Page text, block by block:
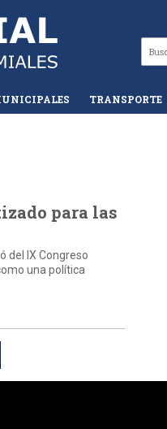
TRANSPORTE
para las
del IX Congreso
una política